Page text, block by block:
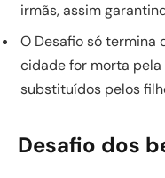
irmãs, assim
O Desafio só termina
cidade for morta
substituídos pelos
Desafio dos